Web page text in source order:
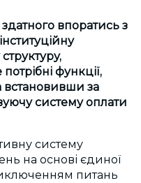
впоратись з
функції,
встановивши за
систему оплати
систему
на основі єдиної
питань